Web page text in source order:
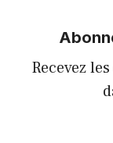
Recevez